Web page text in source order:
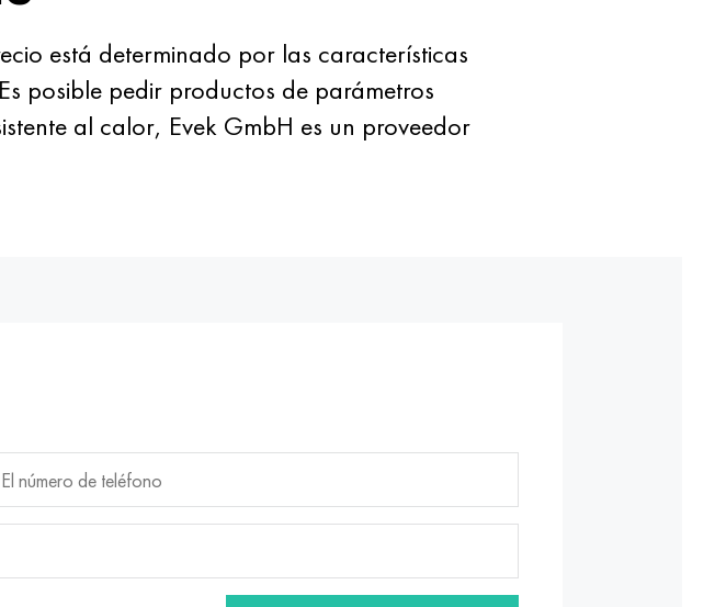
está determinado por las características
posible pedir productos de parámetros
al calor, Evek GmbH es un proveedor